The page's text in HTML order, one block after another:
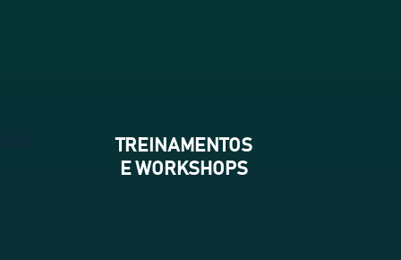
TREINAMENTOS
E WORKSHOPS